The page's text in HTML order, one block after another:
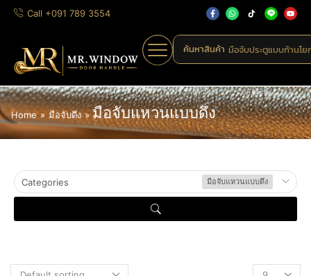
Call +091 789 3554
ค้นหาสินค้า มือจับประตูแบบก้านโย
Home » มือจับดึง»มือจับแหวนแบบดึง
Categories มือจับแหวนแบบดึง